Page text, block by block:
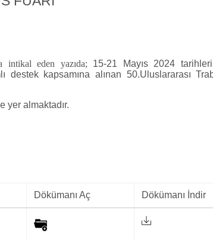
intikal eden yazıda; 15-21 Mayıs 2024 tarihleri
destek kapsamına alınan 50.Uluslararası
yer almaktadır.
Dökümanı Aç Dökümanı İndir